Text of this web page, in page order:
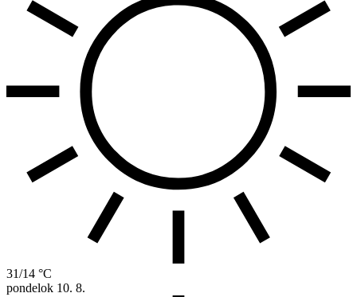
31/14 °C
pondelok 10. 8.